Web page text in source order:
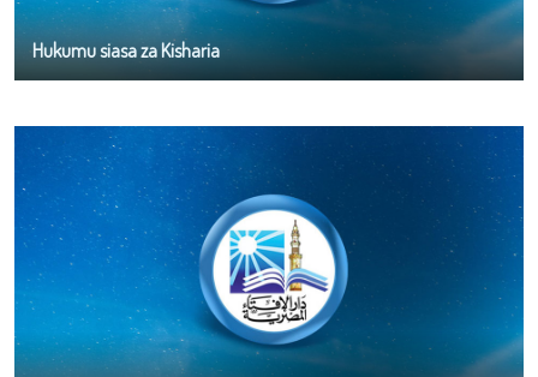
Hukumu siasa za Kisharia